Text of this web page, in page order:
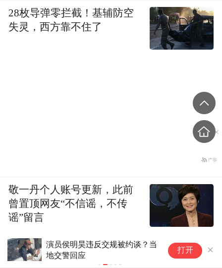
演员侯明昊违反交规被约谈？当
地交警回应
打开
28枚导弹零拦截！基辅防空
失灵，西方靠不住了
敬一丹个人账号更新，此前
曾置顶网友“不信谣，不传
谣”留言